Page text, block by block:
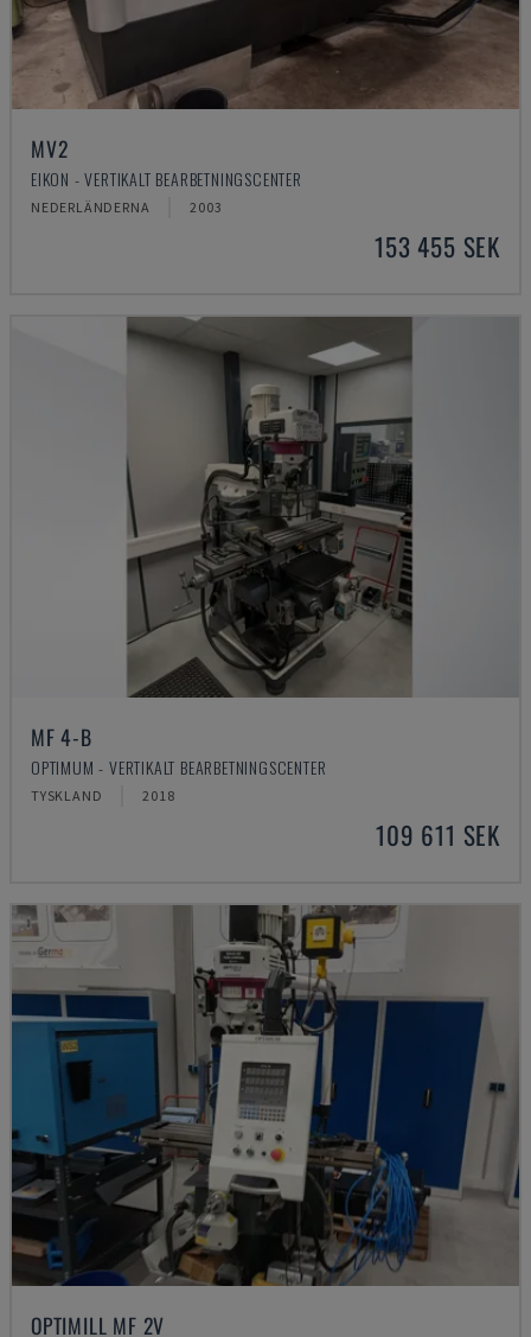
MV2
EIKON - VERTIKALT BEARBETNINGSCENTER
NEDERLÄNDERNA 2003
153 455 SEK
MF 4-B
OPTIMUM - VERTIKALT BEARBETNINGSCENTER
TYSKLAND 2018
109 611 SEK
OPTIMILL MF 2V